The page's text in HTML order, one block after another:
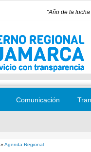
"Año de la
Comunicación
Agenda Regional